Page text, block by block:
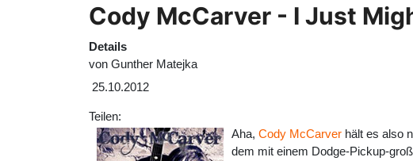
Cody McCarver - I Just
Details
von Gunther Matejka
25.10.2012
Teilen:
Aha, Cody McCarver hält es also
dem mit einem Dodge-Pickup-